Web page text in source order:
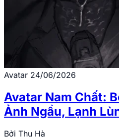
Avatar 24/06/2026
Avatar Nam Chất:
Ảnh Ngầu, Lạnh
Bởi Thu Hà